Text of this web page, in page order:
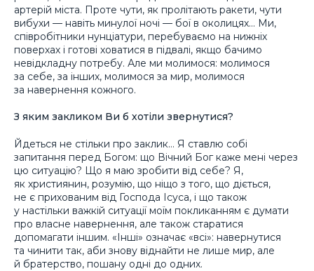
артерій міста. Проте чути, як пролітають ракети, чути
вибухи — навіть минулої ночі — бої в околицях… Ми,
співробітники нунціатури, перебуваємо на нижніх
поверхах і готові ховатися в підвалі, якщо бачимо
невідкладну потребу. Але ми молимося: молимося
за себе, за інших, молимося за мир, молимося
за навернення кожного.
З яким закликом Ви б хотіли звернутися?
Йдеться не стільки про заклик… Я ставлю собі
запитання перед Богом: що Вічний Бог каже мені через
цю ситуацію? Що я маю зробити від себе? Я,
як християнин, розумію, що ніщо з того, що діється,
не є прихованим від Господа Ісуса, і що також
у настільки важкій ситуації моїм покликанням є думати
про власне навернення, але також старатися
допомагати іншим. «Інші» означає «всі»: навернутися
та чинити так, аби знову віднайти не лише мир, але
й братерство, пошану одні до одних.